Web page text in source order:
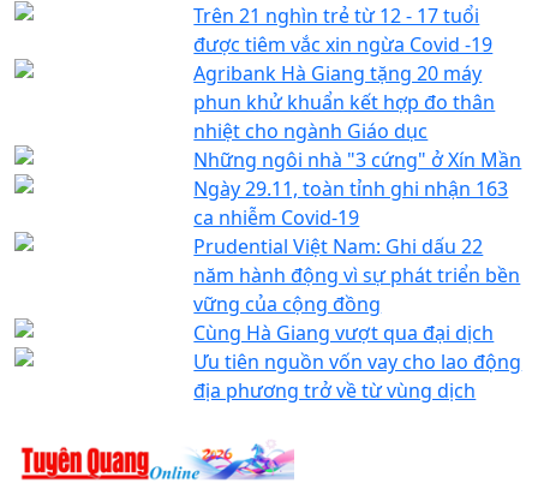
Trên 21 nghìn trẻ từ 12 - 17 tuổi
được tiêm vắc xin ngừa Covid -19
Agribank Hà Giang tặng 20 máy
phun khử khuẩn kết hợp đo thân
nhiệt cho ngành Giáo dục
Những ngôi nhà "3 cứng" ở Xín Mần
Ngày 29.11, toàn tỉnh ghi nhận 163
ca nhiễm Covid-19
Prudential Việt Nam: Ghi dấu 22
năm hành động vì sự phát triển bền
vững của cộng đồng
Cùng Hà Giang vượt qua đại dịch
Ưu tiên nguồn vốn vay cho lao động
địa phương trở về từ vùng dịch